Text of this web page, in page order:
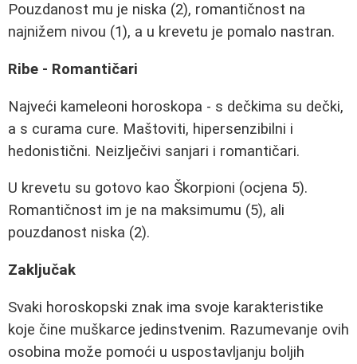
Pouzdanost mu je niska (2), romantičnost na
najnižem nivou (1), a u krevetu je pomalo nastran.
Ribe - Romantičari
Najveći kameleoni horoskopa - s dečkima su dečki,
a s curama cure. Maštoviti, hipersenzibilni i
hedonistični. Neizlječivi sanjari i romantičari.
U krevetu su gotovo kao Škorpioni (ocjena 5).
Romantičnost im je na maksimumu (5), ali
pouzdanost niska (2).
Zaključak
Svaki horoskopski znak ima svoje karakteristike
koje čine muškarce jedinstvenim. Razumevanje ovih
osobina može pomoći u uspostavljanju boljih